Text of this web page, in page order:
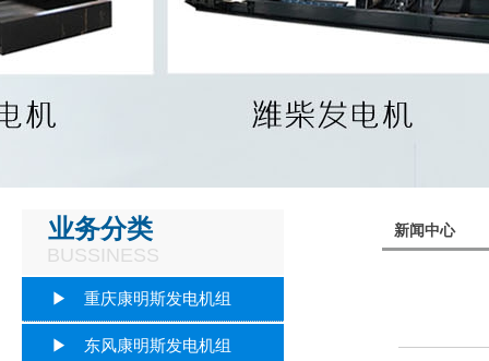
新闻中心
业务分类
BUSSINESS
▶ 重庆康明斯发电机组
▶ 东风康明斯发电机组